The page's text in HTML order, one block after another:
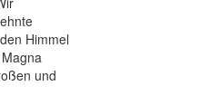
Himmel
und